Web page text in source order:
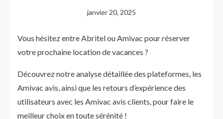
janvier 20, 2025
Vous hésitez entre Abritel ou Amivac pour réserver
votre prochaine location de vacances ?
Découvrez notre analyse détaillée des plateformes, les
Amivac avis, ainsi que les retours d’expérience des
utilisateurs avec les Amivac avis clients, pour faire le
meilleur choix en toute sérénité !